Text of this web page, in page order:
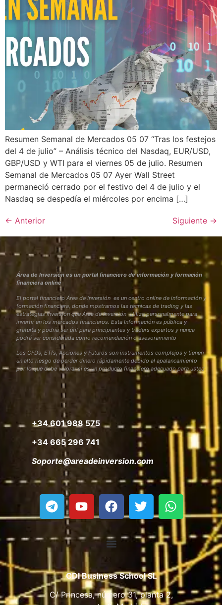
Resumen Semanal de Mercados 05 07 “Tras los festejos
del 4 de julio” – Análisis técnico del Nasdaq, EUR/USD,
GBP/USD y WTI para el viernes 05 de julio. Resumen
Semanal de Mercados 05 07 Ayer Wall Street
permaneció cerrado por el festivo del 4 de julio y el
Nasdaq se despedía el miércoles por encima […]
← Anterior Siguiente →
Área de Inversión es un portal financiero de información y formación
financiera online
El portal financiero Área de Inversión es un centro online de información y
formación financiera, donde mostramos las técnicas de trading y las
estrategias inversión que Área de Inversión utiliza personalmente para
invertir en los mercados financieros. Esta Información es pública y
gratuita y podría ser útil para principiantes y traders expertos y nunca
podrá ser considerada como recomendación o asesoramiento
Los CFDs, ETfs, Acciones y Futuros son instrumentos complejos y tienen
un alto riesgo de perder dinero rápidamente debido al apalancamiento
por lo que debe valorar si es un producto financiero adecuado para usted
+34 601 988 575
+34 665 296 741
Soporte@areadeinversion.com
CDI Business School SL
C/ Princesa, número 31, planta 2,